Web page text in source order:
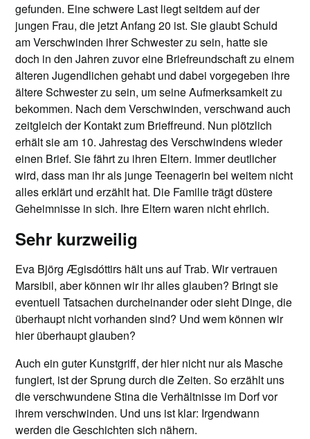
gefunden. Eine schwere Last liegt seitdem auf der
jungen Frau, die jetzt Anfang 20 ist. Sie glaubt Schuld
am Verschwinden ihrer Schwester zu sein, hatte sie
doch in den Jahren zuvor eine Briefreundschaft zu einem
älteren Jugendlichen gehabt und dabei vorgegeben ihre
ältere Schwester zu sein, um seine Aufmerksamkeit zu
bekommen. Nach dem Verschwinden, verschwand auch
zeitgleich der Kontakt zum Brieffreund. Nun plötzlich
erhält sie am 10. Jahrestag des Verschwindens wieder
einen Brief. Sie fährt zu ihren Eltern. Immer deutlicher
wird, dass man ihr als junge Teenagerin bei weitem nicht
alles erklärt und erzählt hat. Die Familie trägt düstere
Geheimnisse in sich. Ihre Eltern waren nicht ehrlich.
Sehr kurzweilig
Eva Björg Ægisdóttirs hält uns auf Trab. Wir vertrauen
Marsibil, aber können wir ihr alles glauben? Bringt sie
eventuell Tatsachen durcheinander oder sieht Dinge, die
überhaupt nicht vorhanden sind? Und wem können wir
hier überhaupt glauben?
Auch ein guter Kunstgriff, der hier nicht nur als Masche
fungiert, ist der Sprung durch die Zeiten. So erzählt uns
die verschwundene Stina die Verhältnisse im Dorf vor
ihrem verschwinden. Und uns ist klar: Irgendwann
werden die Geschichten sich nähern.